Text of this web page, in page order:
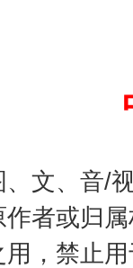
、文、音/
者或归
，禁止